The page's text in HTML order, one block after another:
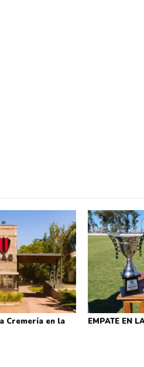
Cremería en la
EMPATE EN